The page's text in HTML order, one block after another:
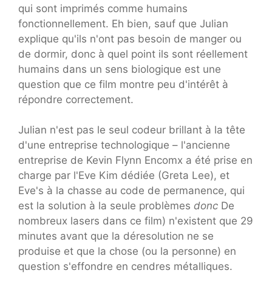
qui sont imprimés comme humains
fonctionnellement. Eh bien, sauf que Julian
explique qu'ils n'ont pas besoin de manger ou
de dormir, donc à quel point ils sont réellement
humains dans un sens biologique est une
question que ce film montre peu d'intérêt à
répondre correctement.
Julian n'est pas le seul codeur brillant à la tête
d'une entreprise technologique – l'ancienne
entreprise de Kevin Flynn Encomx a été prise en
charge par l'Eve Kim dédiée (Greta Lee), et
Eve's à la chasse au code de permanence, qui
est la solution à la seule problèmes donc De
nombreux lasers dans ce film) n'existent que 29
minutes avant que la déresolution ne se
produise et que la chose (ou la personne) en
question s'effondre en cendres métalliques.